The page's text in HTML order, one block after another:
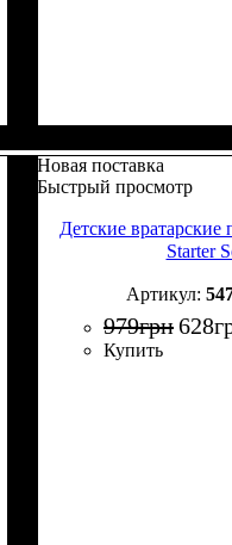
Новая поставка
Быстрый просмотр
Детские вратарские
Starter
979грн628
Купить